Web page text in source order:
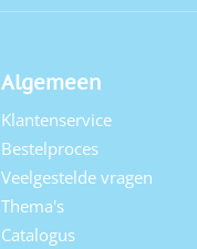
Algemeen
Klantenservice
Bestelproces
Veelgestelde vragen
Thema's
Catalogus